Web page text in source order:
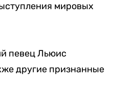
мировых
певец Льюис
другие признанные